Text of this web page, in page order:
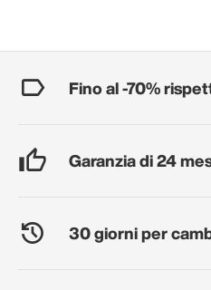
Fino al -70%
Garanzia di 24
30 giorni per